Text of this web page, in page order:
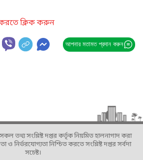
ক্লিক করুন
আপনার মতামত প্রদান করুন
তথ্য সংশ্লিষ্ট দপ্তর কর্তৃক নিয়মিত হালনাগাদ করা
ও নির্ভরযোগ্যতা নিশ্চিত করতে সংশ্লিষ্ট দপ্তর সর্বদা
সচেষ্ট।